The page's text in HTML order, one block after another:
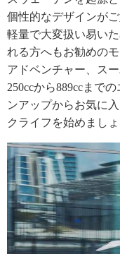
個性的なデザインがご
軽量で大変扱い易い
れる方へもお勧めの
アドベンチャー、ス
250ccから889ccまで
ンアップからお気に
クライフを始めましょ